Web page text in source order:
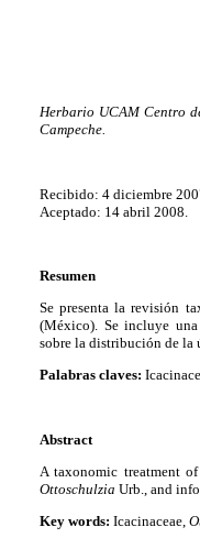
Herbario UCAM Centro
Campeche.
Recibido: 4 diciembre
Aceptado: 14 abril 2008.
Resumen
Se presenta la revisión
(México). Se incluye
sobre la distribución de la
Palabras claves:
Abstract
A taxonomic treatment
Ottoschulzia Urb., and
Key words: Icacinaceae,